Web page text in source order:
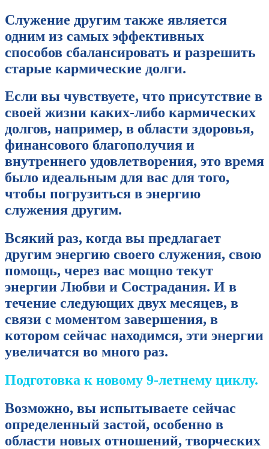
Служение другим также является
одним из самых эффективных
способов сбалансировать и разрешить
старые кармические долги.
Если вы чувствуете, что присутствие в
своей жизни каких-либо кармических
долгов, например, в области здоровья,
финансового благополучия и
внутреннего удовлетворения, это время
было идеальным для вас для того,
чтобы погрузиться в энергию
служения другим.
Всякий раз, когда вы предлагает
другим энергию своего служения, свою
помощь, через вас мощно текут
энергии Любви и Сострадания. И в
течение следующих двух месяцев, в
связи с моментом завершения, в
котором сейчас находимся, эти энергии
увеличатся во много раз.
Подготовка к новому 9-летнему циклу.
Возможно, вы испытываете сейчас
определенный застой, особенно в
области новых отношений, творческих